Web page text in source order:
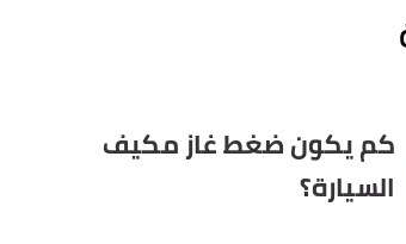
كم يكون ضغط غاز مكيف
السيارة؟